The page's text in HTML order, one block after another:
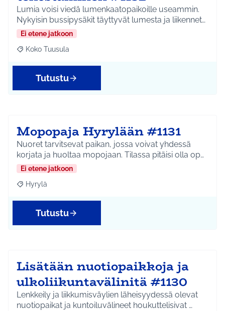
Lumia voisi viedä lumenkaatopaikoille useammin.
Nykyisin bussipysäkit täyttyvät lumesta ja liikennet…
Ei etene jatkoon
Rajaa tulokset aihepiirin mukaan: Koko Tuusula
Koko Tuusula
Tutustu
Mopopaja Hyrylään #1131
Nuoret tarvitsevat paikan, jossa voivat yhdessä
korjata ja huoltaa mopojaan. Tilassa pitäisi olla op…
Ei etene jatkoon
Rajaa tulokset aihepiirin mukaan: Hyrylä
Hyrylä
Tutustu
Lisätään nuotiopaikkoja ja
ulkoliikuntavälinitä #1130
Lenkkeily ja liikkumisväylien läheisyydessä olevat
nuotiopaikat ja kuntoiluvälineet houkuttelisivat …